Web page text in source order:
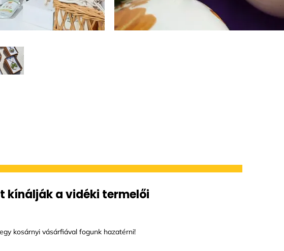
kínálják a vidéki termelői
kosárnyi vásárfiával fogunk hazatérni!